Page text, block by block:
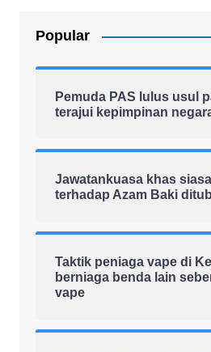
Popular
Pemuda PAS lulus usul
terajui kepimpinan
Jawatankuasa khas
terhadap Azam Baki
Taktik peniaga vape di
berniaga benda lain
vape